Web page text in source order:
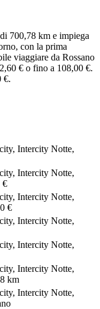
700,78 km e impiega
con la prima
viaggiare da Rossano
€ o fino a 108,00 €.
€.
Intercity Notte,
Intercity Notte,
€
Intercity Notte,
€
Intercity Notte,
Intercity Notte,
Intercity Notte,
km
Intercity Notte,